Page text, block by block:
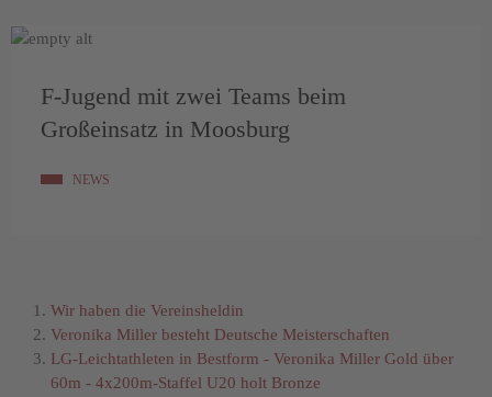
F-Jugend mit zwei Teams beim
Großeinsatz in Moosburg
NEWS
Wir haben die Vereinsheldin
Veronika Miller besteht Deutsche Meisterschaften
LG-Leichtathleten in Bestform - Veronika Miller Gold über
60m - 4x200m-Staffel U20 holt Bronze